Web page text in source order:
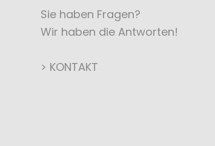
Sie haben Fragen?
Wir haben die Antworten!
> KONTAKT